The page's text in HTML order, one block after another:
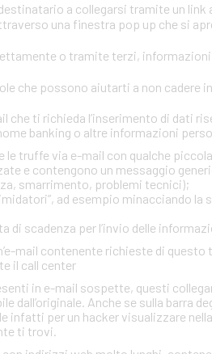
a collegarsi tramite un
una finestra pop up che si
o tramite terzi,
che possono aiutarti a non cadere
che ti richieda l’inserimento di dati
banking o altre informazioni
le truffe via e-mail con qualche
e contengono un messaggio
smarrimento, problemi tecnici);
ad esempio minacciando
di scadenza per l’invio delle
mail contenente richieste di
il call center
in e-mail sospette, questi
dall’originale. Anche se sulla barra
infatti per un hacker visualizzare
ti trovi.